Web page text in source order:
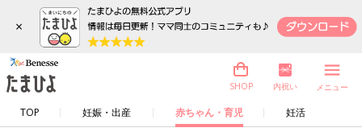
×
TOP 妊娠・出産 赤ちゃん・育児 妊活
SHOP 内祝い メニュー